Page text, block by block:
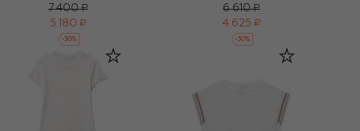
7 400 ₽
5 180 ₽
-30%
6 610 ₽
4 625 ₽
-30%